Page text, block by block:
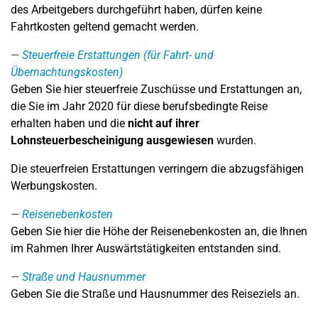
des Arbeitgebers durchgeführt haben, dürfen keine
Fahrtkosten geltend gemacht werden.
Steuerfreie Erstattungen (für Fahrt- und
Übernachtungskosten)
Geben Sie hier steuerfreie Zuschüsse und Erstattungen an,
die Sie im Jahr 2020 für diese berufsbedingte Reise
erhalten haben und die nicht auf ihrer
Lohnsteuerbescheinigung ausgewiesen wurden.
Die steuerfreien Erstattungen verringern die abzugsfähigen
Werbungskosten.
Reisenebenkosten
Geben Sie hier die Höhe der Reisenebenkosten an, die Ihnen
im Rahmen Ihrer Auswärtstätigkeiten entstanden sind.
Straße und Hausnummer
Geben Sie die Straße und Hausnummer des Reiseziels an.